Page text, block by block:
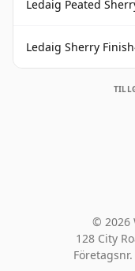
Ledaig Peated
Ledaig Sherry Finish
© 2026
128 City